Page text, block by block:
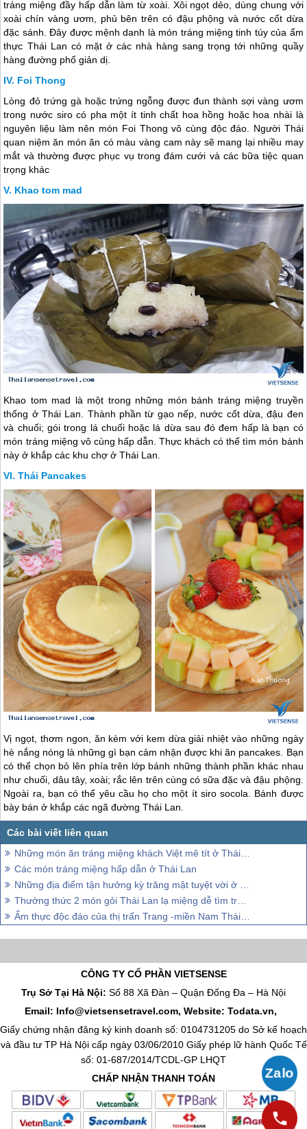
tráng miệng đầy hấp dẫn làm từ xoài. Xôi ngọt dẻo, dùng chung với
xoài chín vàng ươm, phủ bên trên có đậu phộng và nước cốt dừa
đặc sánh. Đây được mệnh danh là món tráng miệng tinh túy của ẩm
thực Thái Lan có mặt ở các nhà hàng sang trọng tới những quầy
hàng đường phố giản dị.
Foi Thong
Lòng đỏ trứng gà hoặc trứng ngỗng được đun thành sợi vàng ươm
trong nước siro có pha một ít tinh chất hoa hồng hoặc hoa nhài là
nguyên liệu làm nên món Foi Thong vô cùng độc đáo. Người Thái
quan niệm ăn món ăn có màu vàng cam này sẽ mang lại nhiều may
mắt và thường được phục vụ trong đám cưới và các bữa tiệc quan
trọng khác
Khao tom mad
Khao tom mad là một trong những món bánh tráng miệng truyền
thống ở Thái Lan. Thành phần từ gạo nếp, nước cốt dừa, đậu đen
và chuối; gói trong lá chuối hoặc lá dừa sau đó đem hấp là bạn có
món tráng miệng vô cùng hấp dẫn. Thực khách có thể tìm món bánh
này ở khắp các khu chợ ở Thái Lan.
Thái Pancakes
Vị ngọt, thơm ngon, ăn kèm với kem dừa giải nhiệt vào những ngày
hè nắng nóng là những gì bạn cảm nhận được khi ăn pancakes. Bạn
có thể chọn bỏ lên phía trên lớp bánh những thành phần khác nhau
như chuối, dâu tây, xoài; rắc lên trên cùng có sữa đặc và đậu phộng.
Ngoài ra, bạn có thể yêu cầu họ cho một ít siro socola. Bánh được
bày bán ở khắp các ngã đường Thái Lan.
Những món ăn tráng miệng khách Việt mê tít ở Thái Lan
Các món tráng miệng hấp dẫn ở Thái Lan
Những địa điểm tận hưởng kỳ trăng mật tuyệt vời ở Phuket
Thưởng thức 2 món gỏi Thái Lan lạ miệng dễ tìm trên đường phố
Ẩm thực độc đáo của thị trấn Trang -miền Nam Thái Lan
CÔNG TY CỔ PHẦN VIETSENSE
Trụ Sở Tại Hà Nội: Số 88 Xã Đàn – Quận Đống Đa – Hà Nội
Email: Info@vietsensetravel.com, Website: Todata.vn,
Giấy chứng nhận đăng ký kinh doanh số: 0104731205 do Sở kế hoạch
và đầu tư TP Hà Nội cấp ngày 03/06/2010 Giấy phép lữ hành Quốc Tế
số: 01-687/2014/TCDL-GP LHQT
CHẤP NHẬN THANH TOÁN